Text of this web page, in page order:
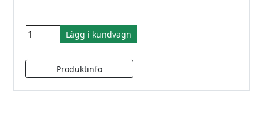
Lägg i kundvagn